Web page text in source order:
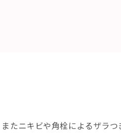
たニキビや角栓によるザラ